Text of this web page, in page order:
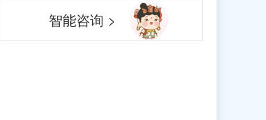
智能咨询 >